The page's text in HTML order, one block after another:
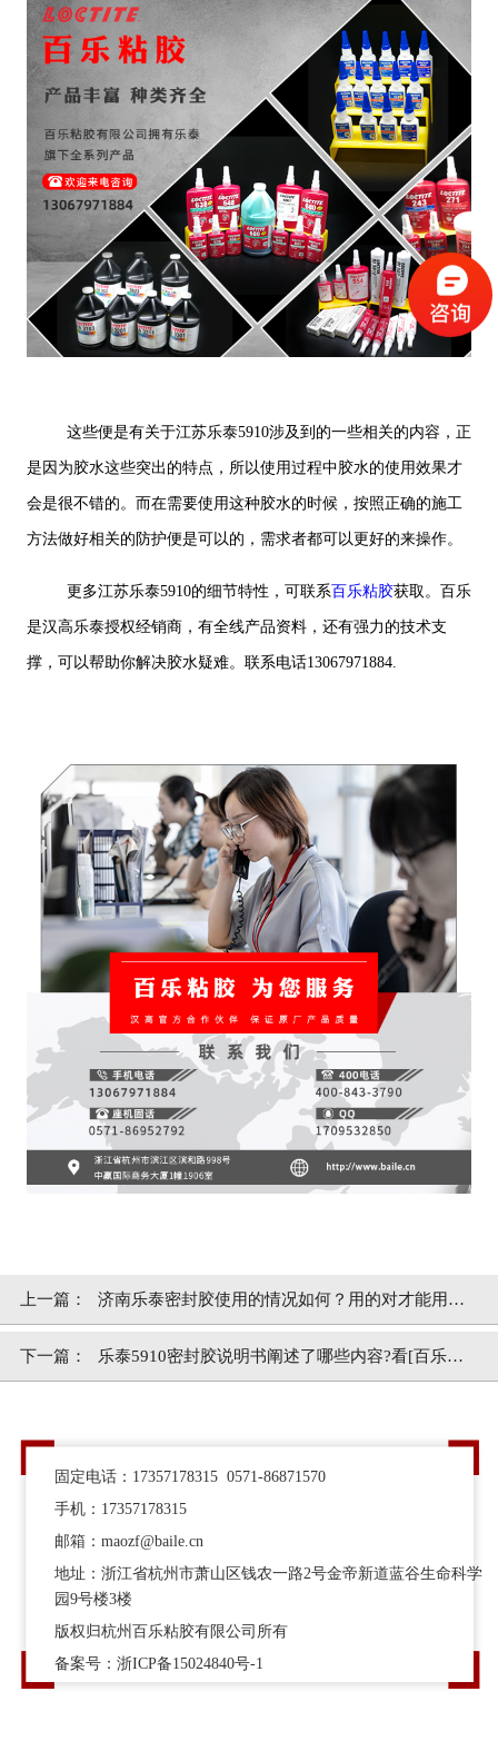
这些便是有关于江苏乐泰5910涉及到的一些相关的内容，正
是因为胶水这些突出的特点，所以使用过程中胶水的使用效果才
会是很不错的。而在需要使用这种胶水的时候，按照正确的施工
方法做好相关的防护便是可以的，需求者都可以更好的来操作。
更多江苏乐泰5910的细节特性，可联系百乐粘胶获取。百乐
是汉高乐泰授权经销商，有全线产品资料，还有强力的技术支
撑，可以帮助你解决胶水疑难。联系电话13067971884.
上一篇： 济南乐泰密封胶使用的情况如何？用的对才能用得
好[百乐粘胶]
下一篇： 乐泰5910密封胶说明书阐述了哪些内容?看[百乐粘
固定电话：17357178315 0571-86871570
手机：17357178315
邮箱：maozf@baile.cn
地址：浙江省杭州市萧山区钱农一路2号金帝新道蓝谷生命科学
园9号楼3楼
版权归杭州百乐粘胶有限公司所有
备案号：浙ICP备15024840号-1